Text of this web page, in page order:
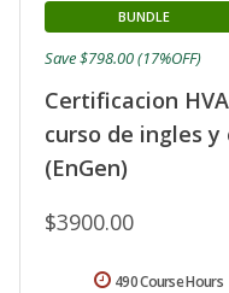
Certificacion
curso de ingles
(EnGen)
BUNDLE
$3900.00
Save $798.00 (17%OFF)
490 Course Hours